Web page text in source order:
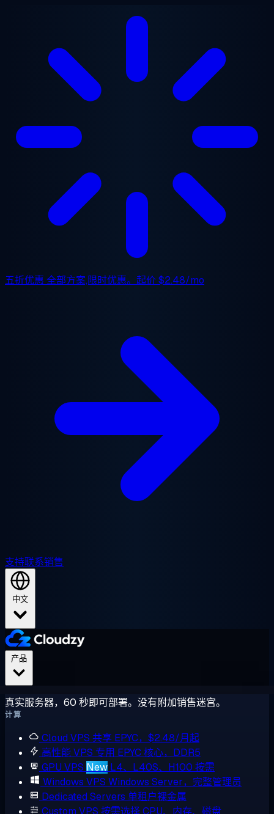
五折优惠 全部方案,限时优惠。起价$2.48/mo
支持联系销售
中文
真实服务器，60 秒即可部署。没有附加销售迷宫。
计算
Cloud VPS 共享 EPYC，$2.48/月起
高性能 VPS 专用 EPYC 核心，DDR5
GPU VPS New L4、L40S、H100 按需
Windows VPS Windows Server，完整管理员
Dedicated Servers 单租户裸金属
Custom VPS 按需选择 CPU、内存、磁盘